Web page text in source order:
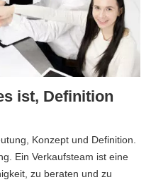
ist, Definition
Konzept und Definition.
Ein Verkaufsteam ist eine
zu beraten und zu